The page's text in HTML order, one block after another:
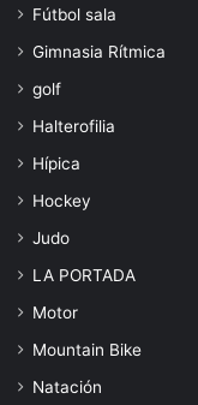
Fútbol sala
Gimnasia Rítmica
golf
Halterofilia
Hípica
Hockey
Judo
LA PORTADA
Motor
Mountain Bike
Natación